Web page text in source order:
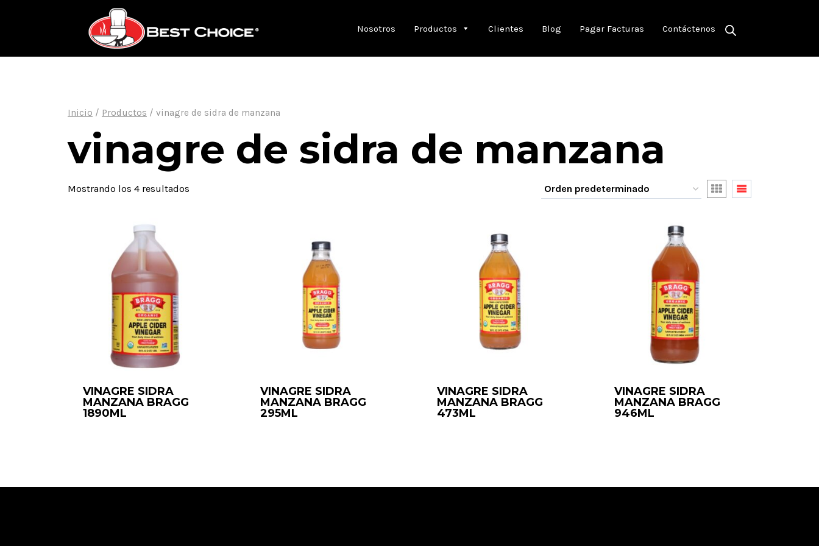
Nosotros Productos Clientes Blog Pagar Facturas Contáctenos
Inicio / Productos / vinagre de sidra de manzana
vinagre de sidra de manzana
Mostrando los 4 resultados
VINAGRE SIDRA
MANZANA BRAGG
1890ML
VINAGRE SIDRA
MANZANA BRAGG
295ML
VINAGRE SIDRA
MANZANA BRAGG
473ML
VINAGRE SIDRA
MANZANA BRAGG
946ML